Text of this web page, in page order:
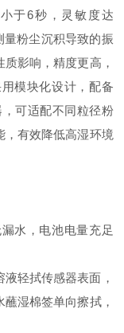
于6秒，灵敏度达
量粉尘沉积导致的振
影响，精度更高，
模块化设计，配备
可适配不同粒径粉
，有效降低高湿环境
水，电池电量充足
轻拭传感器表面，
湿棉签单向擦拭，